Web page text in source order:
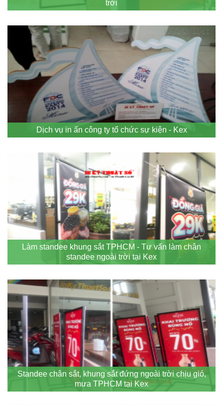
trời
Dịch vụ in ấn công ty tổ chức sự kiện - Kex
Làm standee khung sắt TPHCM - Tư vấn làm chân
standee ngoài trời tại Kex
Standee chân sắt, khung sắt đứng ngoài trời chịu gió,
mưa TPHCM tại Kex